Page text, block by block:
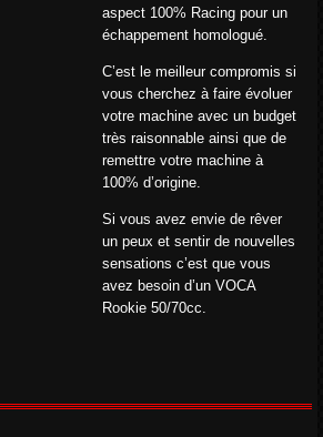
aspect 100% Racing pour un
échappement homologué.
C’est le meilleur compromis si
vous cherchez à faire évoluer
votre machine avec un budget
très raisonnable ainsi que de
remettre votre machine à
100% d’origine.
Si vous avez envie de rêver
un peux et sentir de nouvelles
sensations c’est que vous
avez besoin d’un VOCA
Rookie 50/70cc.